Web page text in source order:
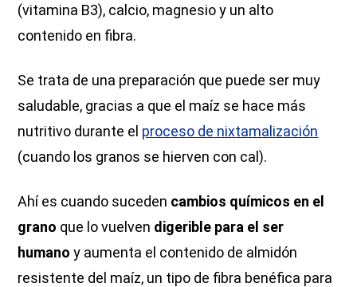
(vitamina B3), calcio, magnesio y un alto
contenido en fibra.
Se trata de una preparación que puede ser muy
saludable, gracias a que el maíz se hace más
nutritivo durante el proceso de nixtamalización
(cuando los granos se hierven con cal).
Ahí es cuando suceden cambios químicos en el
grano que lo vuelven digerible para el ser
humano y aumenta el contenido de almidón
resistente del maíz, un tipo de fibra benéfica para